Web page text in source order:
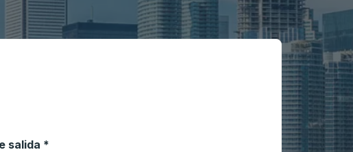
salida *
fecha en formato de fecha Barra diagonal de mes de 2